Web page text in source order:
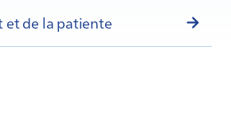
et de la patiente